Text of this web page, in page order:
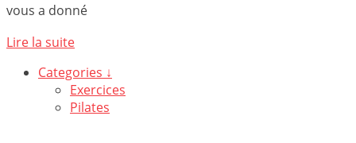
vous a donné
Lire la suite
Categories ↓
Exercices
Pilates